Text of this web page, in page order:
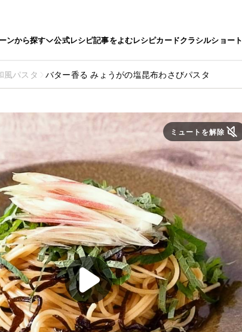
ンから探す 公式レシピ記事をよむレシピカードクラシルショート
風パスタ バター香る みょうがの塩昆布わさびパスタ
ミュートを解除